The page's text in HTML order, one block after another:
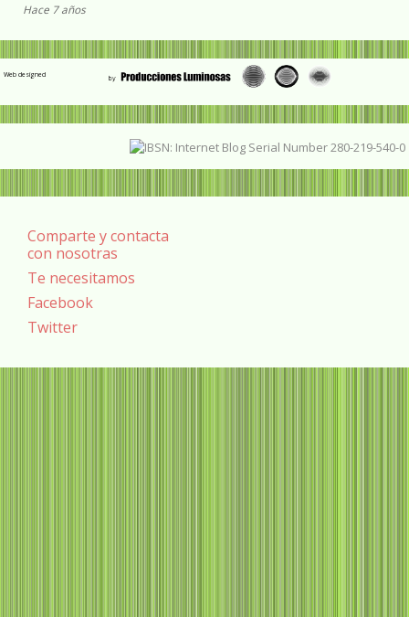
Hace 7 años
Web designed
Comparte y contacta
con nosotras
Te necesitamos
Facebook
Twitter